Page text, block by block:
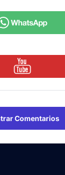
Comentarios